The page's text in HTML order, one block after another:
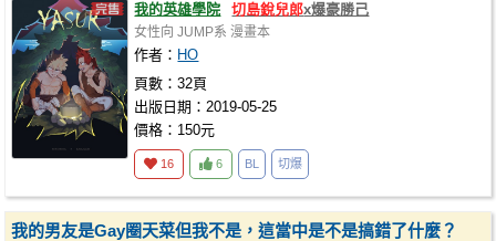
我的英雄學院 切島銳兒郎x爆豪勝己
女性向 JUMP系 漫畫本
作者： HO
頁數：32頁
出版日期：2019-05-25
價格：150元
16 6 BL 切爆
我的男友是Gay圈天菜但我不是，這當中是不是搞錯了什麼？